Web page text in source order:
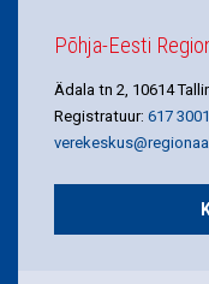
Põhja-Eesti
Ädala tn 2, 10614
Registratuur: 617 3001